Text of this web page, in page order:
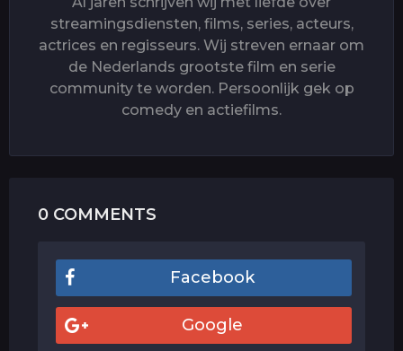
streamingsdiensten, films, series, acteurs,
actrices en regisseurs. Wij streven ernaar om
de Nederlands grootste film en serie
community te worden. Persoonlijk gek op
comedy en actiefilms.
0 COMMENTS
Facebook
Google